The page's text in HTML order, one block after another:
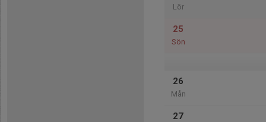
Lör
25
Sön
26
Mån
27